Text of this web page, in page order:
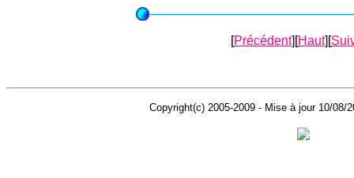
[Précédent][Haut][
Copyright(c) 2005-2009 - Mise à jour 10/08/